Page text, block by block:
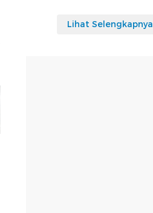
Lihat Selengkapnya